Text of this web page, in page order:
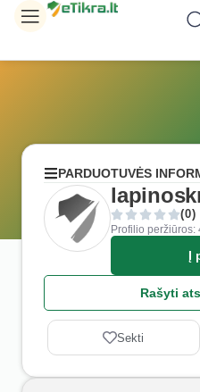
PARDUOTUVĖS
(0)
Profilio peržiūros:
Į
Rašyti
Sekti